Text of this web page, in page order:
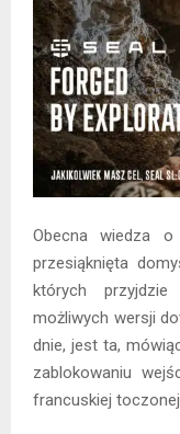
Obecna wiedza
przesiąknięta
których
możliwych wersji
dnie, jest ta,
zablokowaniu
francuskiej